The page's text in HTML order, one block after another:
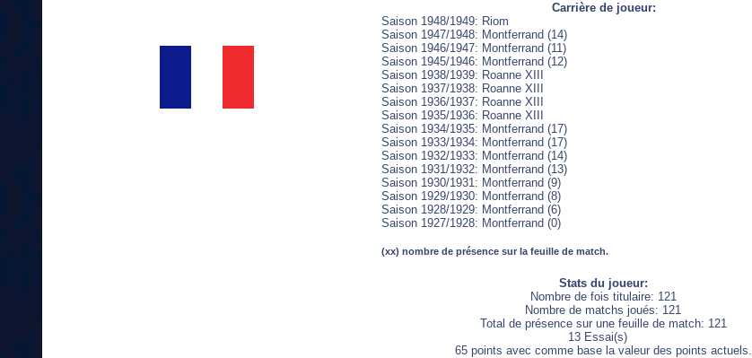
Carrière de joueur:
Saison 1948/1949: Riom
Saison 1947/1948: Montferrand (14)
Saison 1946/1947: Montferrand (11)
Saison 1945/1946: Montferrand (12)
Saison 1938/1939: Roanne XIII
Saison 1937/1938: Roanne XIII
Saison 1936/1937: Roanne XIII
Saison 1935/1936: Roanne XIII
Saison 1934/1935: Montferrand (17)
Saison 1933/1934: Montferrand (17)
Saison 1932/1933: Montferrand (14)
Saison 1931/1932: Montferrand (13)
Saison 1930/1931: Montferrand (9)
Saison 1929/1930: Montferrand (8)
Saison 1928/1929: Montferrand (6)
Saison 1927/1928: Montferrand (0)
(xx) nombre de présence sur la feuille de match.
Stats du joueur:
Nombre de fois titulaire: 121
Nombre de matchs joués: 121
Total de présence sur une feuille de match: 121
13 Essai(s)
65 points avec comme base la valeur des points actuels.